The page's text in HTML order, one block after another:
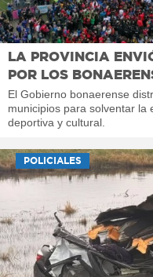
LA PROVINCIA
POR LOS
El Gobierno bonaerense
municipios para solventar la
deportiva y cultural.
POLICIALES